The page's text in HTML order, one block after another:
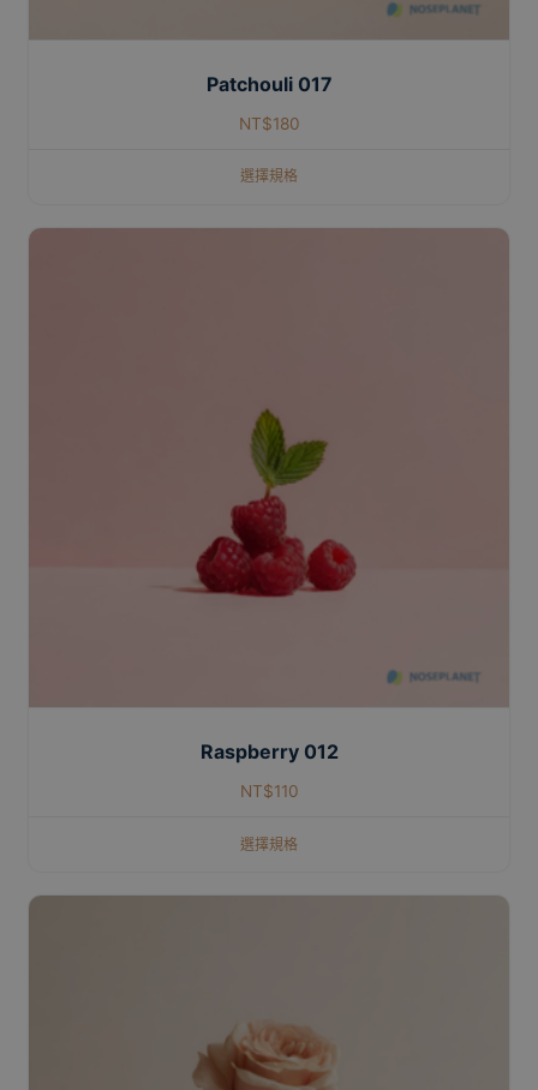
Patchouli 017
NT$180
選擇規格
Raspberry 012
NT$110
選擇規格